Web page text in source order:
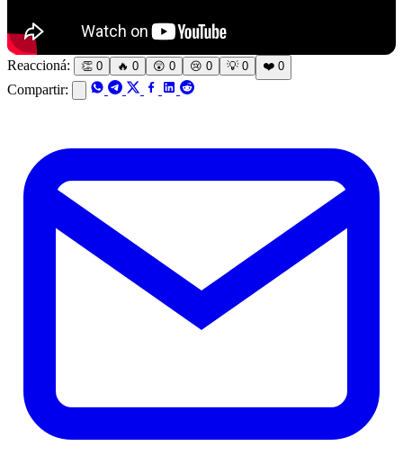
Reaccioná: 👏 0 🔥 0 😲 0 😢 0 💡 0 ❤️ 0
Compartir: